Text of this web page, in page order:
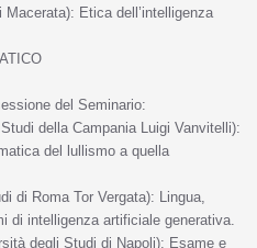
Etica dell’intelligenza
del Seminario:
della Campania Luigi Vanvitelli):
del lullismo a quella
di Roma Tor Vergata): Lingua,
di intelligenza artificiale generativa.
degli Studi di Napoli): Esame e